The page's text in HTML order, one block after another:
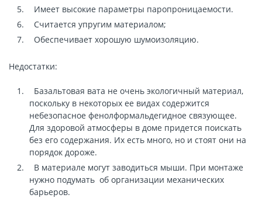
Имеет высокие параметры паропроницаемости.
Считается упругим материалом;
Обеспечивает хорошую шумоизоляцию.
Недостатки:
Базальтовая вата не очень экологичный материал,
поскольку в некоторых ее видах содержится
небезопасное фенолформальдегидное связующее.
Для здоровой атмосферы в доме придется поискать
без его содержания. Их есть много, но и стоят они на
порядок дороже.
В материале могут заводиться мыши. При монтаже
нужно подумать об организации механических
барьеров.